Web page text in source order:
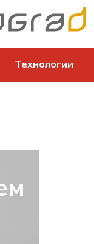
Технологии